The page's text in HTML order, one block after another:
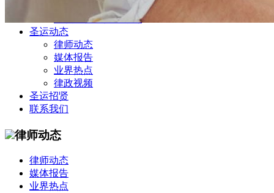
刑事诉讼部
知识产权法律业务部
圣运动态
律师动态
媒体报告
业界热点
律政视频
圣运招贤
联系我们
律师动态
律师动态
媒体报告
业界热点